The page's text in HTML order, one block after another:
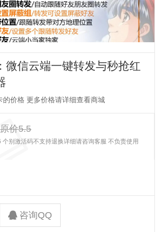
微信云端一键转发与秒抢红
的价格 更多价格请详细查看商城
原价5.5
别激活码不支持退换详细请咨询客服 不负责使用
咨询QQ